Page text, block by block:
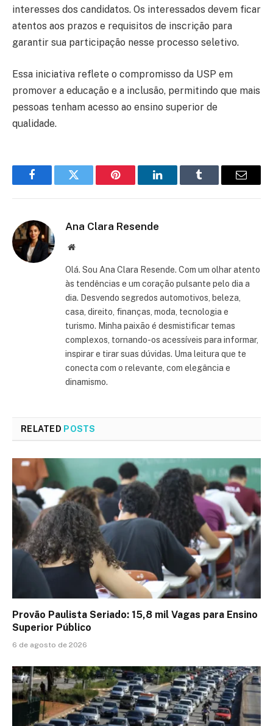
interesses dos candidatos. Os interessados devem ficar
atentos aos prazos e requisitos de inscrição para
garantir sua participação nesse processo seletivo.
Essa iniciativa reflete o compromisso da USP em
promover a educação e a inclusão, permitindo que mais
pessoas tenham acesso ao ensino superior de
qualidade.
FacebookTwitter Pinterest LinkedInTumblr Email
Ana Clara Resende
Website
Olá. Sou Ana Clara Resende. Com um olhar atento
às tendências e um coração pulsante pelo dia a
dia. Desvendo segredos automotivos, beleza,
casa, direito, finanças, moda, tecnologia e
turismo. Minha paixão é desmistificar temas
complexos, tornando-os acessíveis para informar,
inspirar e tirar suas dúvidas. Uma leitura que te
conecta com o relevante, com elegância e
dinamismo.
RELATED POSTS
Provão Paulista Seriado: 15,8 mil Vagas para Ensino
Superior Público
6 de agosto de 2026